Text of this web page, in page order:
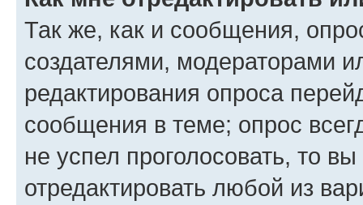
Так же, как и сообщения,
создателями, модераторами
редактирования опроса
сообщения в теме; опрос
не успел проголосовать, то
отредактировать любой из